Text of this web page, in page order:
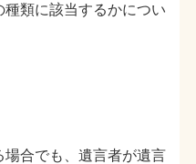
類に該当するかについ
合でも、遺言者が遺言